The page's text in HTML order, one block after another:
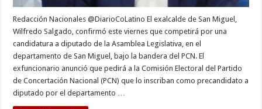
Redacción Nacionales @DiarioCoLatino El exalcalde de San Miguel,
Wilfredo Salgado, confirmó este viernes que competirá por una
candidatura a diputado de la Asamblea Legislativa, en el
departamento de San Miguel, bajo la bandera del PCN. El
exfuncionario anunció que pedirá a la Comisión Electoral del Partido
de Concertación Nacional (PCN) que lo inscriban como precandidato a
diputado por el departamento …